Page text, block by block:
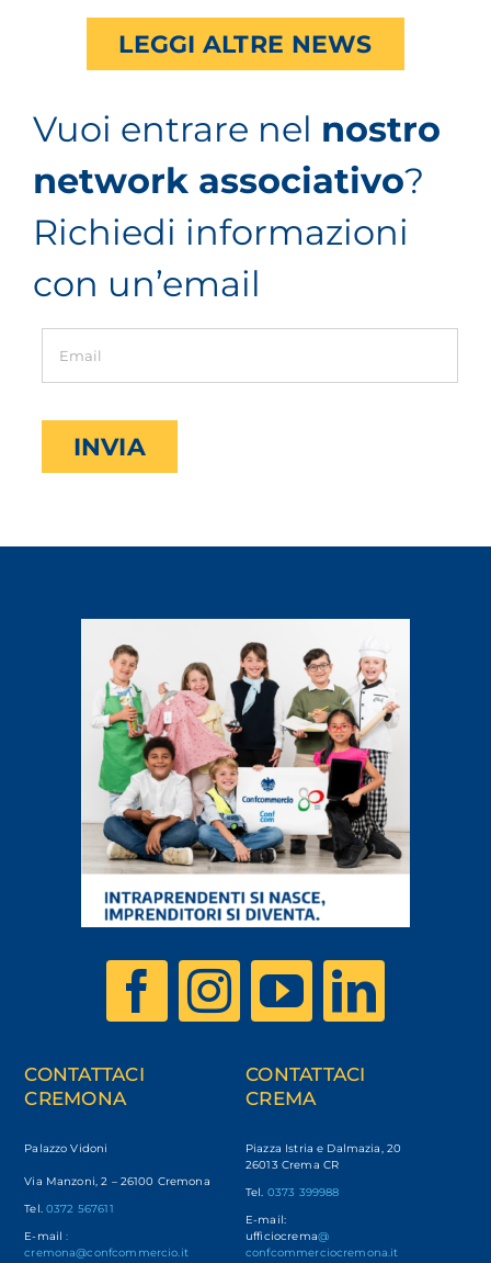
LEGGI ALTRE NEWS
Vuoi entrare nel nostro
network associativo?
Richiedi informazioni
con un’email
CONTATTACI
CREMONA
Palazzo Vidoni
Via Manzoni, 2 – 26100 Cremona
Tel. 0372 567611
E-mail:
cremona@confcommercio.it
CONTATTACI
CREMA
Piazza Istria e Dalmazia, 20
26013 Crema CR
Tel. 0373 399988
E-mail:
ufficiocrema@
confcommerciocremona.it